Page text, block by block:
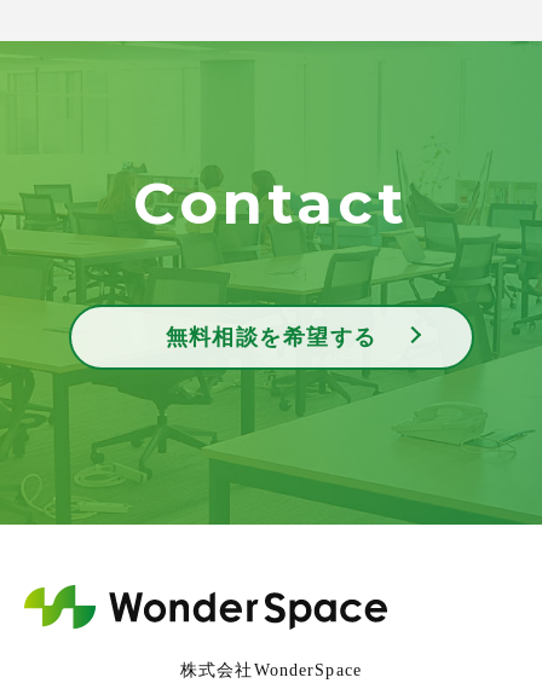
Contact
無料相談を希望する
株式会社WonderSpace